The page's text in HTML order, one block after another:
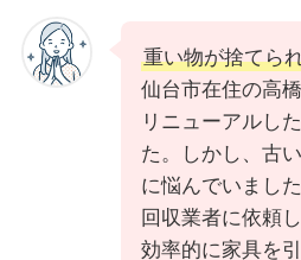
重い物が捨てら
仙台市在住の高
リニューアルし
た。しかし、古
に悩んでいまし
回収業者に依頼
効率的に家具を